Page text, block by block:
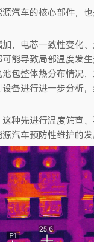
汽车的核心部件，
，电芯一致性变化
能导致局部温度发
包整体热分布情况
备进行进一步分析
种先进行温度筛查
汽车预防性维护的发